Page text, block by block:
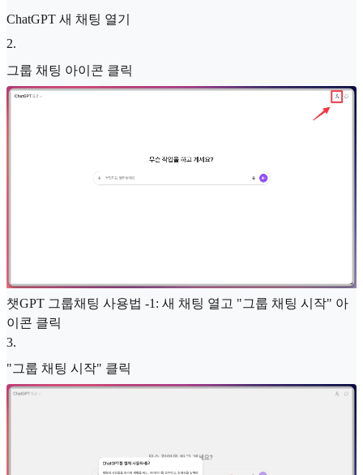
ChatGPT 새 채팅 열기
2.
그룹 채팅 아이콘 클릭
챗GPT 그룹채팅 사용법 -1: 새 채팅 열고 "그룹 채팅 시작" 아
이콘 클릭
3.
"그룹 채팅 시작" 클릭